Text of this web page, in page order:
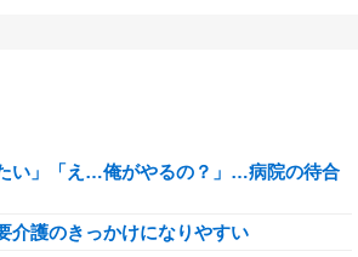
い」「え…俺がやるの？」…病院の待合
介護のきっかけになりやすい